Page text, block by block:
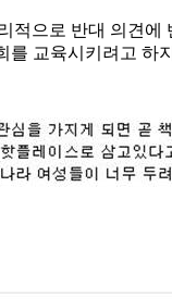
적으로 반대 의견
를 교육시키려고 하